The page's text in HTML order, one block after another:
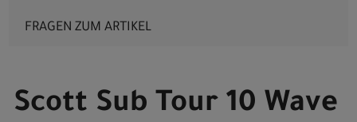
FRAGEN ZUM ARTIKEL
Scott Sub Tour 10 Wave